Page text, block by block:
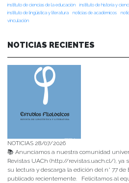
instituto de ciencias de la educación
instituto de historia y
instituto de lingüística y literatura
noticias de académicos
vinculación
NOTICIAS RECIENTES
NOTICIAS 28/07/2026
📚 Anunciamos a nuestra comunidad
Revistas UACh (http://revistas.uach.cl/), ya
su lectura y descarga la edición del n° 77 de
publicado recientemente. Felicitamos al